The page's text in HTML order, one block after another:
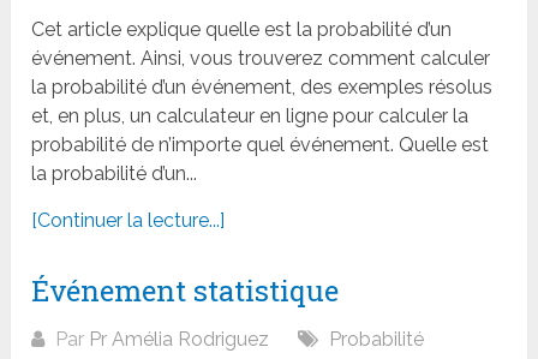
Cet article explique quelle est la probabilité d’un
événement. Ainsi, vous trouverez comment calculer
la probabilité d’un événement, des exemples résolus
et, en plus, un calculateur en ligne pour calculer la
probabilité de n’importe quel événement. Quelle est
la probabilité d’un...
[Continuer la lecture...]
Événement statistique
Par Pr Amélia Rodriguez Probabilité